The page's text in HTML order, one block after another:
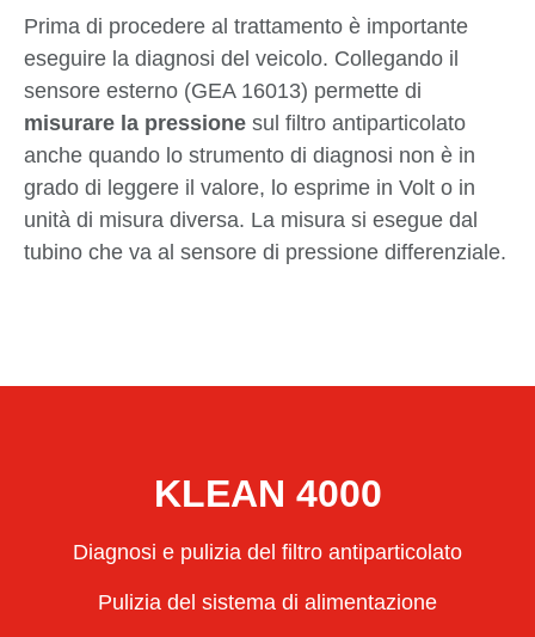
Prima di procedere al trattamento è importante
eseguire la diagnosi del veicolo. Collegando il
sensore esterno (GEA 16013) permette di
misurare la pressione sul filtro antiparticolato
anche quando lo strumento di diagnosi non è in
grado di leggere il valore, lo esprime in Volt o in
unità di misura diversa. La misura si esegue dal
tubino che va al sensore di pressione differenziale.
KLEAN 4000
Diagnosi e pulizia del filtro antiparticolato
Pulizia del sistema di alimentazione